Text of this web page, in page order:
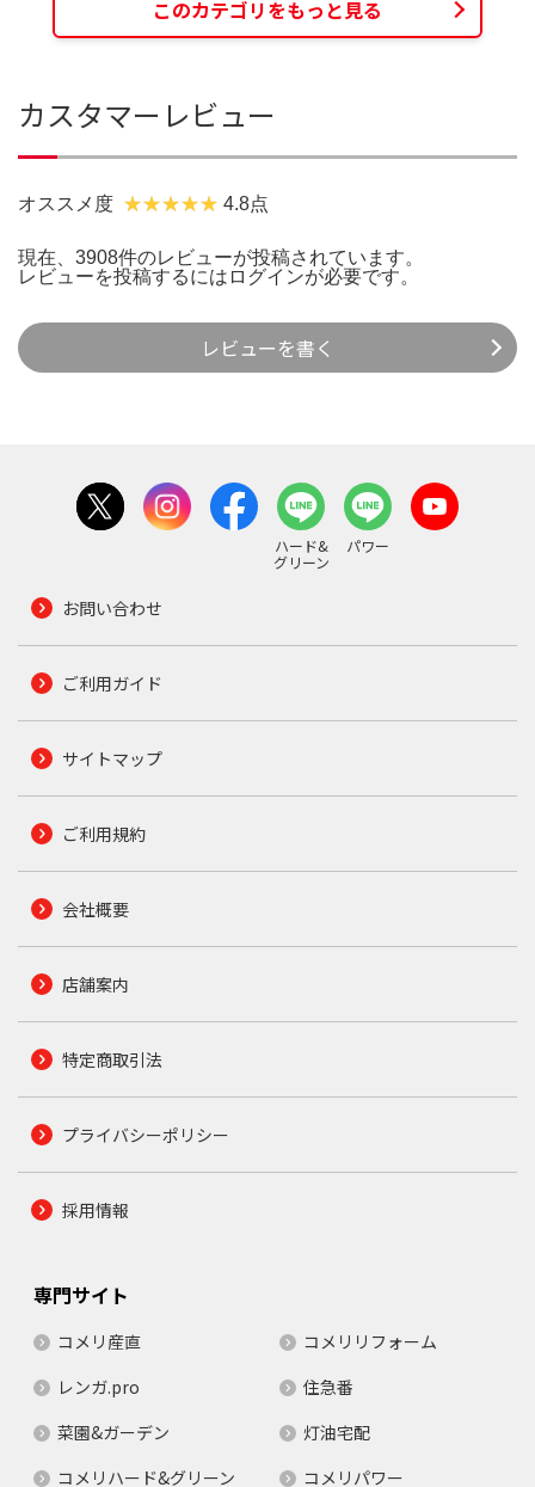
このカテゴリをもっと見る
カスタマーレビュー
オススメ度 4.8点
現在、3908件のレビューが投稿されています。
レビューを投稿するには ログインが必要です。
レビューを書く
ハード&
グリーン
パワー
お問い合わせ
ご利用ガイド
サイトマップ
ご利用規約
会社概要
店舗案内
特定商取引法
プライバシーポリシー
採用情報
専門サイト
コメリ産直
コメリリフォーム
レンガ.pro
住急番
菜園&ガーデン
灯油宅配
コメリハード&グリーン
コメリパワー